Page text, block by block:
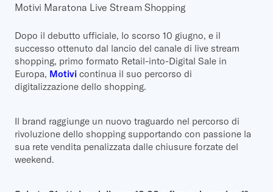
Motivi Maratona Live Stream Shopping
Dopo il debutto ufficiale, lo scorso 10 giugno, e il
successo ottenuto dal lancio del canale di live stream
shopping, primo formato Retail-into-Digital Sale in
Europa, Motivi continua il suo percorso di
digitalizzazione dello shopping.
Il brand raggiunge un nuovo traguardo nel percorso di
rivoluzione dello shopping supportando con passione la
sua rete vendita penalizzata dalle chiusure forzate del
weekend.